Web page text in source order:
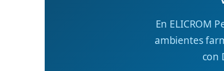
En ELICROM
ambientes
con